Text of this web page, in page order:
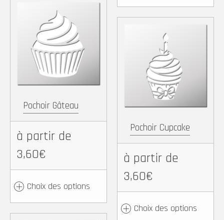
Facebook
X PinterestWhatsApp
Copy
Link
Partager
Pochoir Gâteau
à partir de
3,60€
Choix des options
Facebook
X
Copy
Link
Partager
Pochoir Cupcake
à partir de
3,60€
Choix des options